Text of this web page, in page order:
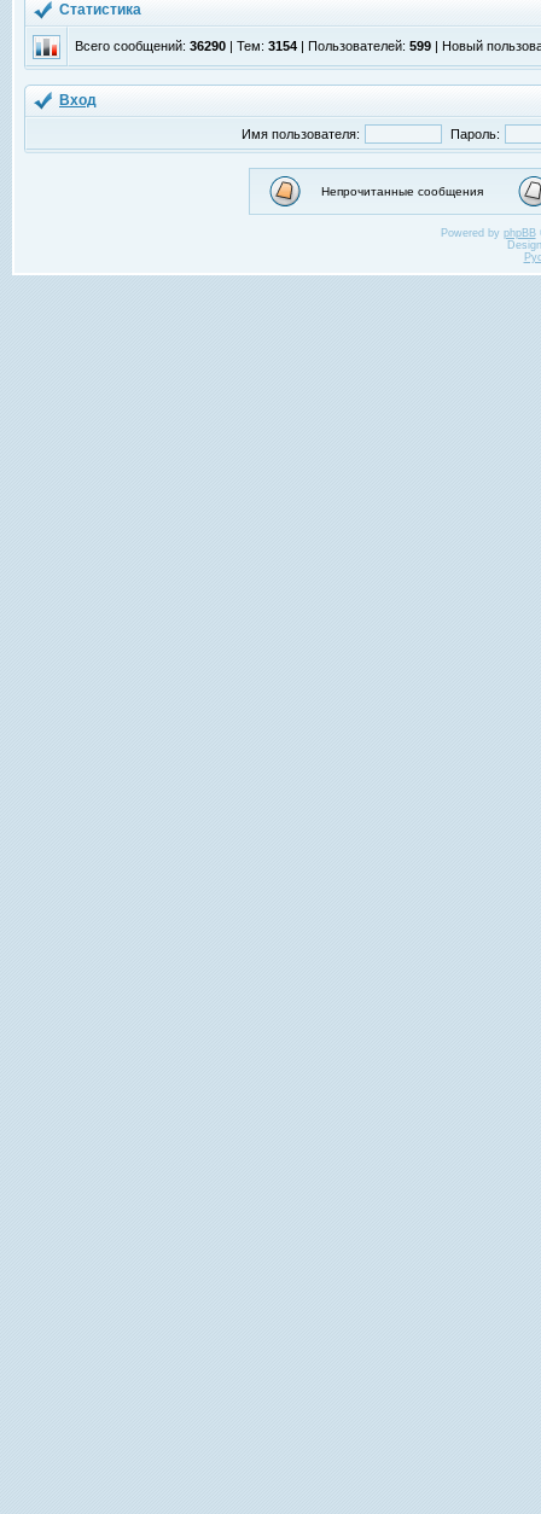
Статистика
Всего сообщений: 36290 | Тем: 3154 | Пользователей: 599 | Новый
Вход
Имя пользователя: Пароль:
Непрочитанные сообщения
Powered by phpBB